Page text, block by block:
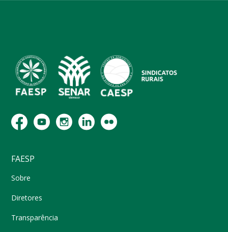
FAESP
Sobre
Diretores
Transparência